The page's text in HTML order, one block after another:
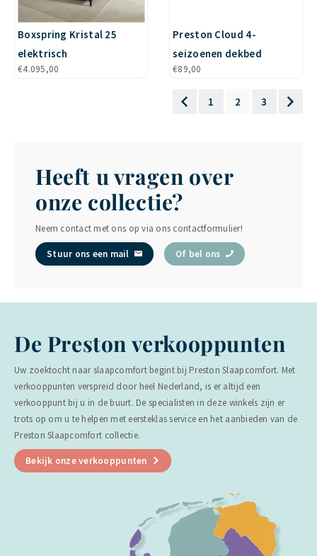
Boxspring Kristal 25
elektrisch
€4.095,00
Preston Cloud 4-
seizoenen dekbed
€89,00
1 2 3
Heeft u vragen over
onze collectie?
Neem contact met ons op via ons contactformulier!
Stuur ons een mail Of bel ons
De Preston verkooppunten
Uw zoektocht naar slaapcomfort begint bij Preston Slaapcomfort. Met
verkooppunten verspreid door heel Nederland, is er altijd een
verkooppunt bij u in de buurt. De specialisten in deze winkels zijn er
trots op om u te helpen met eersteklas service en het aanbieden van de
Preston Slaapcomfort collectie.
Bekijk onze verkooppunten